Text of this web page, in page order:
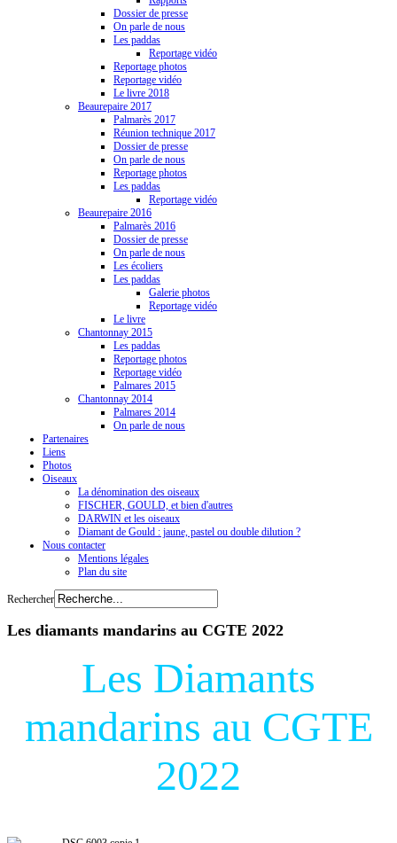
Dossier de presse
On parle de nous
Les paddas
Reportage vidéo
Reportage photos
Reportage vidéo
Le livre 2018
Beaurepaire 2017
Palmarès 2017
Réunion technique 2017
Dossier de presse
On parle de nous
Reportage photos
Les paddas
Reportage vidéo
Beaurepaire 2016
Palmarès 2016
Dossier de presse
On parle de nous
Les écoliers
Les paddas
Galerie photos
Reportage vidéo
Le livre
Chantonnay 2015
Les paddas
Reportage photos
Reportage vidéo
Palmares 2015
Chantonnay 2014
Palmares 2014
On parle de nous
Partenaires
Liens
Photos
Oiseaux
La dénomination des oiseaux
FISCHER, GOULD, et bien d'autres
DARWIN et les oiseaux
Diamant de Gould : jaune, pastel ou double dilution ?
Nous contacter
Mentions légales
Plan du site
Rechercher
Les diamants mandarins au CGTE 2022
Les Diamants
mandarins au CGTE
2022